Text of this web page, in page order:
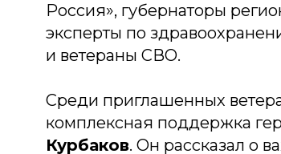
Россия», губернаторы
эксперты по
и ветераны СВО.
Среди приглашенных
комплексная поддержка
Курбаков. Он рассказал о